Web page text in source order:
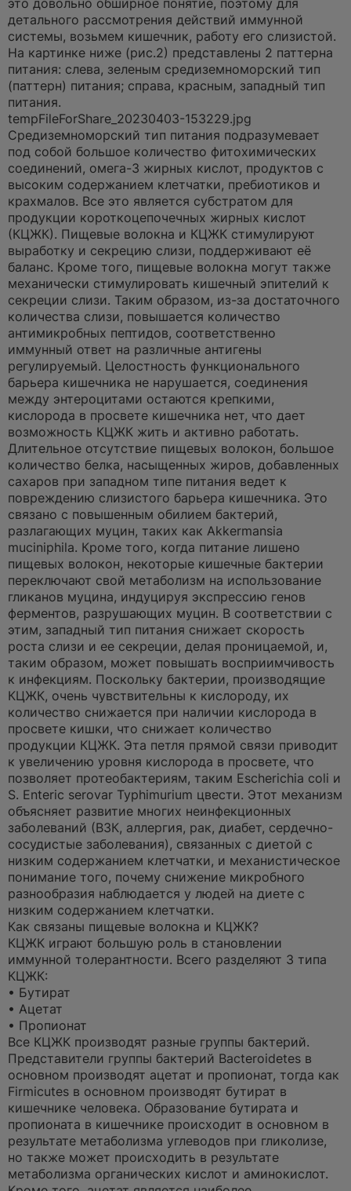
это довольно обширное понятие, поэтому для
детального рассмотрения действий иммунной
системы, возьмем кишечник, работу его слизистой.
На картинке ниже (рис.2) представлены 2 паттерна
питания: слева, зеленым средиземноморский тип
(паттерн) питания; справа, красным, западный тип
питания.
tempFileForShare_20230403-153229.jpg
Средиземноморский тип питания подразумевает
под собой большое количество фитохимических
соединений, омега-3 жирных кислот, продуктов с
высоким содержанием клетчатки, пребиотиков и
крахмалов. Все это является субстратом для
продукции короткоцепочечных жирных кислот
(КЦЖК). Пищевые волокна и КЦЖК стимулируют
выработку и секрецию слизи, поддерживают её
баланс. Кроме того, пищевые волокна могут также
механически стимулировать кишечный эпителий к
секреции слизи. Таким образом, из-за достаточного
количества слизи, повышается количество
антимикробных пептидов, соответственно
иммунный ответ на различные антигены
регулируемый. Целостность функционального
барьера кишечника не нарушается, соединения
между энтероцитами остаются крепкими,
кислорода в просвете кишечника нет, что дает
возможность КЦЖК жить и активно работать.
Длительное отсутствие пищевых волокон, большое
количество белка, насыщенных жиров, добавленных
сахаров при западном типе питания ведет к
повреждению слизистого барьера кишечника. Это
связано с повышенным обилием бактерий,
разлагающих муцин, таких как Akkermansia
muciniphila. Кроме того, когда питание лишено
пищевых волокон, некоторые кишечные бактерии
переключают свой метаболизм на использование
гликанов муцина, индуцируя экспрессию генов
ферментов, разрушающих муцин. В соответствии с
этим, западный тип питания снижает скорость
роста слизи и ее секреции, делая проницаемой, и,
таким образом, может повышать восприимчивость
к инфекциям. Поскольку бактерии, производящие
КЦЖК, очень чувствительны к кислороду, их
количество снижается при наличии кислорода в
просвете кишки, что снижает количество
продукции КЦЖК. Эта петля прямой связи приводит
к увеличению уровня кислорода в просвете, что
позволяет протеобактериям, таким Escherichia coli и
S. Enteric serovar Typhimurium цвести. Этот механизм
объясняет развитие многих неинфекционных
заболеваний (ВЗК, аллергия, рак, диабет, сердечно-
сосудистые заболевания), связанных с диетой с
низким содержанием клетчатки, и механистическое
понимание того, почему снижение микробного
разнообразия наблюдается у людей на диете с
низким содержанием клетчатки.
Как связаны пищевые волокна и КЦЖК?
КЦЖК играют большую роль в становлении
иммунной толерантности. Всего разделяют 3 типа
КЦЖК:
• Бутират
• Ацетат
• Пропионат
Все КЦЖК производят разные группы бактерий.
Представители группы бактерий Bacteroidetes в
основном производят ацетат и пропионат, тогда как
Firmicutes в основном производят бутират в
кишечнике человека. Образование бутирата и
пропионата в кишечнике происходит в основном в
результате метаболизма углеводов при гликолизе,
но также может происходить в результате
метаболизма органических кислот и аминокислот.